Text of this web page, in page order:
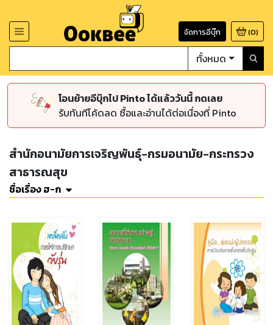
จัดการอีบุ๊ก (0)
ทั้งหมด
โอนย้ายอีบุ๊กไป Pinto ได้แล้ววันนี้ กดเลย
รับทันทีโค้ดลด ซื้อและอ่านได้ต่อเนื่องที่ Pinto
สำนักอนามัยการเจริญพันธุ์-กรมอนามัย-กระทรวง
สาธารณสุข
ชื่อเรื่อง ฮ-ก